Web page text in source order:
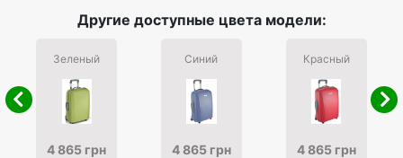
Другие доступные цвета модели:
Зеленый
4 865 грн
Синий
4 865 грн
Красный
4 865 грн